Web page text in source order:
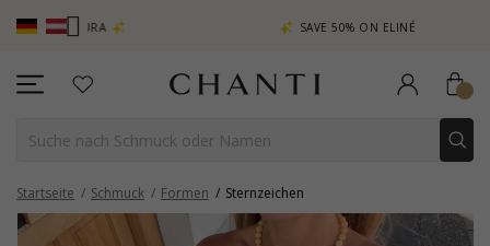
SAVE 50% ON ELINÉ
Startseite Schmuck Formen Sternzeichen